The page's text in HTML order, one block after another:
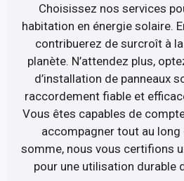
Choisissez nos services
habitation en énergie solaire.
contribuerez de surcroît à
planète. N’attendez plus,
d’installation de panneaux
raccordement fiable et
Vous êtes capables de
accompagner tout au long
somme, nous vous certifions
pour une utilisation durable